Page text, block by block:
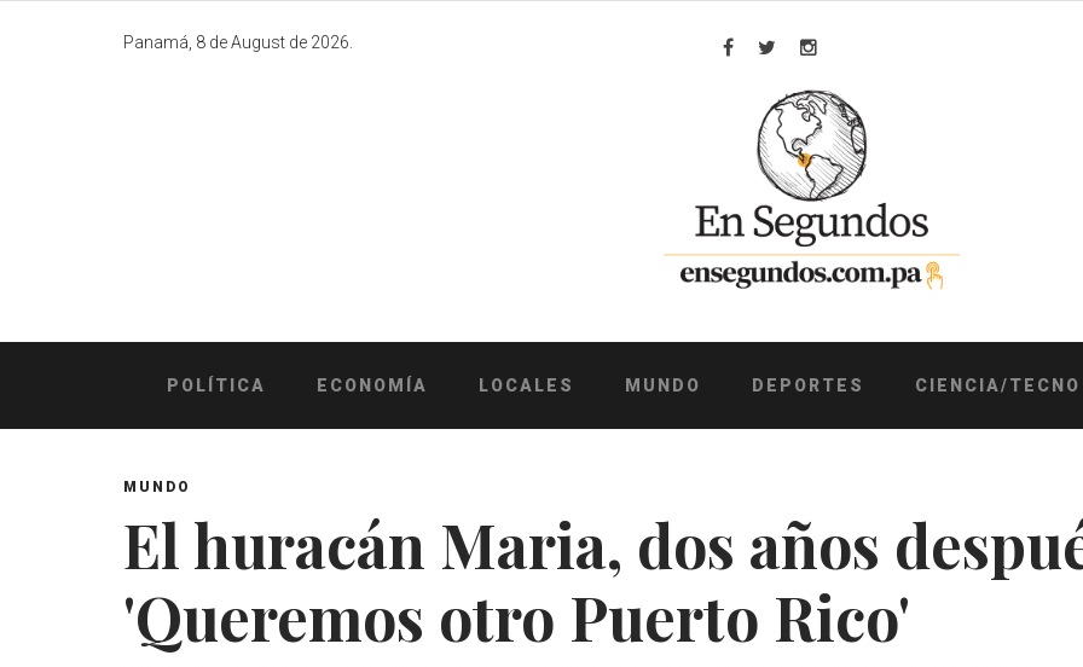
Panamá, 8 de August de 2026.
Facebook
TwitterInstagram
POLÍTICA ECONOMÍA LOCALES MUNDO DEPORTES CIENCIA/TECNO
MUNDO
El huracán Maria, dos años
'Queremos otro Puerto Rico'